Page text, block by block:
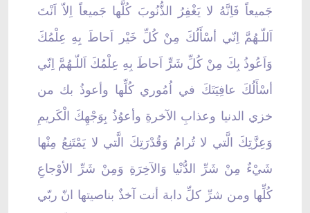
جَميعاً فَاِنَّهُ لا يَغْفِرُ الذُّنُوبَ كُلَّها جَميعاً اِلاّ اَنْتَ
اَللّـهُمَّ اِنّي أسْأَلُكَ مِنْ كُلِّ خَيْر اَحاطَ بِهِ عِلْمُكَ
وَاَعُوذُ بِكَ مِنْ كُلِّ شَرٍّ اَحاطَ بِهِ عِلْمُكَ اَللّـهُمَّ اِنّي
أسْأَلُكَ عافِيَتَكَ في اُمُوري كُلِّها وأعوذُ بك من
خزي الدنيا وعذابِ الآخرةِ وأعوُذُ بِوَجْهِكَ الْكَريمِ
وَعِزَّتِكَ الَّتي لا تُرامُ وَقُدْرَتِكَ الَّتي لا يَمْتَنِعُ مِنْها
شَيْءٌ مِنْ شَرِّ الدُّنْيا وَالآخِرَةِ وَمِنْ شَرِّ الأوْجاعِ
كُلِّها ومن شرِّ كلِّ دابة أنت آخذٌ بناصيتها انّ ربّي